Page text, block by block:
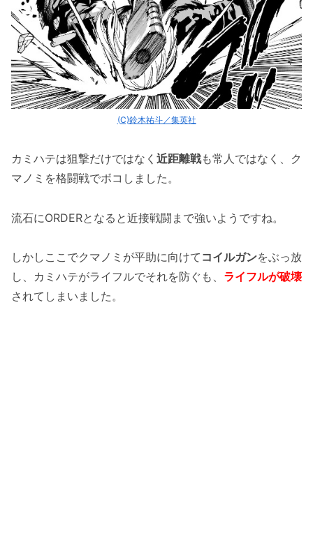
(C)鈴木祐斗／集英社
カミハテは狙撃だけではなく 近距離戦も常人ではなく、ク
マノミを格闘戦でボコしました。
流石にORDERとなると近接戦闘まで強いようですね。
しかしここでクマノミが平助に向けて コイルガンをぶっ放
し、カミハテがライフルでそれを防ぐも、 ライフルが破壊
されてしまいました。